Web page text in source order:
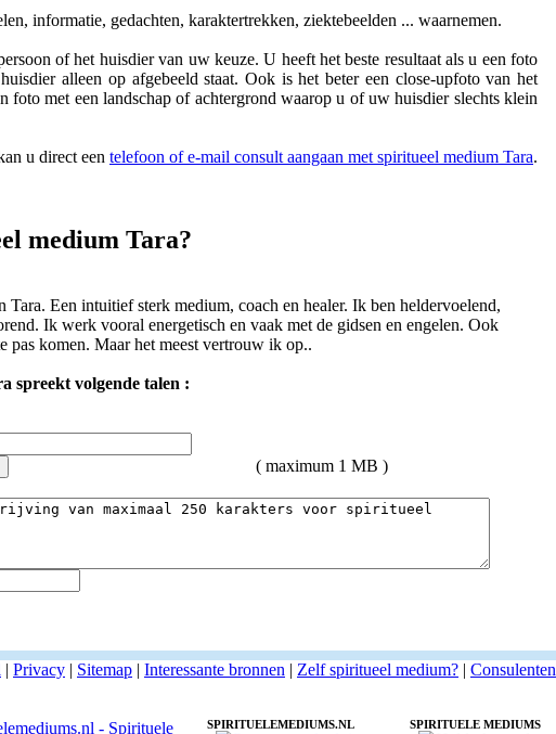
informatie, gedachten, karaktertrekken, ziektebeelden ... waarnemen.
of het huisdier van uw keuze. U heeft het beste resultaat als u een foto
alleen op afgebeeld staat. Ook is het beter een close-upfoto van het
foto met een landschap of achtergrond waarop u of uw huisdier slechts klein
u direct een telefoon of e-mail consult aangaan met spiritueel medium Tara.
medium Tara?
Tara. Een intuitief sterk medium, coach en healer. Ik ben heldervoelend,
Ik werk vooral energetisch en vaak met de gidsen en engelen. Ook
pas komen. Maar het meest vertrouw ik op..
spreekt volgende talen :
( maximum 1 MB )
| Privacy | Sitemap | Interessante bronnen | Zelf spiritueel medium? | Consulenten
SPIRITUELEMEDIUMS.NL SPIRITUELE MEDIUMS